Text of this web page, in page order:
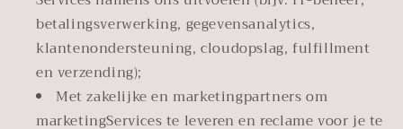
betalingsverwerking, gegevensanalytics,
klantenondersteuning, cloudopslag, fulfillment
en verzending);
Met zakelijke en marketingpartners om
marketingServices te leveren en reclame voor je te